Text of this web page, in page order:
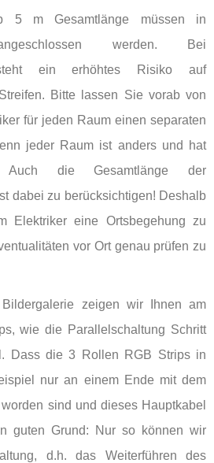
5 m Gesamtlänge müssen in
werden. Bei
ein erhöhtes Risiko auf
Bitte lassen Sie vorab von
für jeden Raum einen separaten
jeder Raum ist anders und hat
Auch die Gesamtlänge der
dabei zu berücksichtigen! Deshalb
Elektriker eine Ortsbegehung zu
vor Ort genau prüfen zu
zeigen wir Ihnen am
wie die Parallelschaltung Schritt
Dass die 3 Rollen RGB Strips in
nur an einem Ende mit dem
sind und dieses Hauptkabel
guten Grund: Nur so können wir
d.h. das Weiterführen des